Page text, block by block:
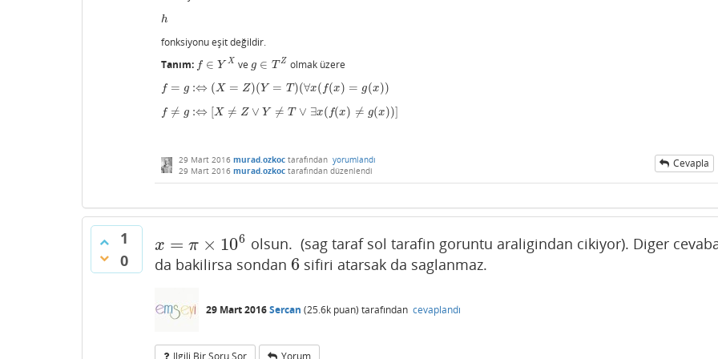
h
h
fonksiyonu eşit değildir.
Tanım: f ∈ Y X
f∈Y X ve g ∈ T Z
g ∈T Z olmak üzere
f = g :⇔ (X = Z)(Y = T )(∀x( f(x) = g(x))
f=g:⇔( X=Z)(Y=T) (∀x(f(x)= g(x))
f ≠ g :⇔ [X ≠ Z ∨ Y ≠ T ∨ ∃x( f(x) ≠ g(x))]
f≠g :⇔ [X≠Z∨Y≠T∨∃x(f x)≠g (x))]
29 Mart 2016 murad.ozkoc tarafından yorumlandı
29 Mart 2016 murad.ozkoc tarafından düzenlendi
Cevapla
1
0
x = π × 106
x= π× 10 6
olsun. (sag taraf sol tarafin goruntu araligindan cikiyor). Diger
da bakilirsa sondan 6
6 sifiri atarsak da saglanmaz.
29 Mart 2016Sercan (25.6k puan) tarafından cevaplandı
Ilgili Bir Soru Sor Yorum